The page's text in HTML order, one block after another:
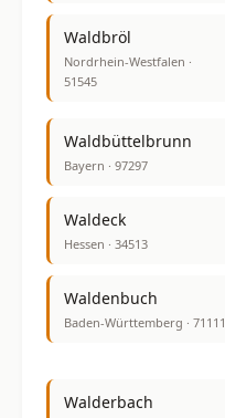
Waldbröl
Nordrhein-Westfalen ·
51545
Waldbüttelbrunn
Bayern · 97297
Waldeck
Hessen · 34513
Waldenbuch
Baden-Württemberg · 71111
Walderbach